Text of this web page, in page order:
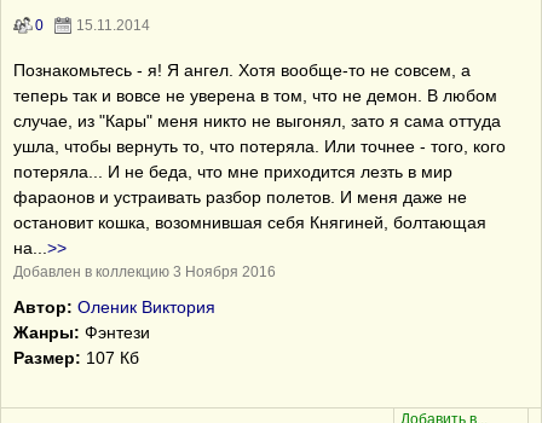
0 15.11.2014
Познакомьтесь - я! Я ангел. Хотя вообще-то не совсем, а
теперь так и вовсе не уверена в том, что не демон. В любом
случае, из "Кары" меня никто не выгонял, зато я сама оттуда
ушла, чтобы вернуть то, что потеряла. Или точнее - того, кого
потеряла... И не беда, что мне приходится лезть в мир
фараонов и устраивать разбор полетов. И меня даже не
остановит кошка, возомнившая себя Княгиней, болтающая
на
>>
Добавлен в коллекцию 3 Ноября 2016
Автор: Оленик Виктория
Жанры: Фэнтези
Размер: 107 Кб